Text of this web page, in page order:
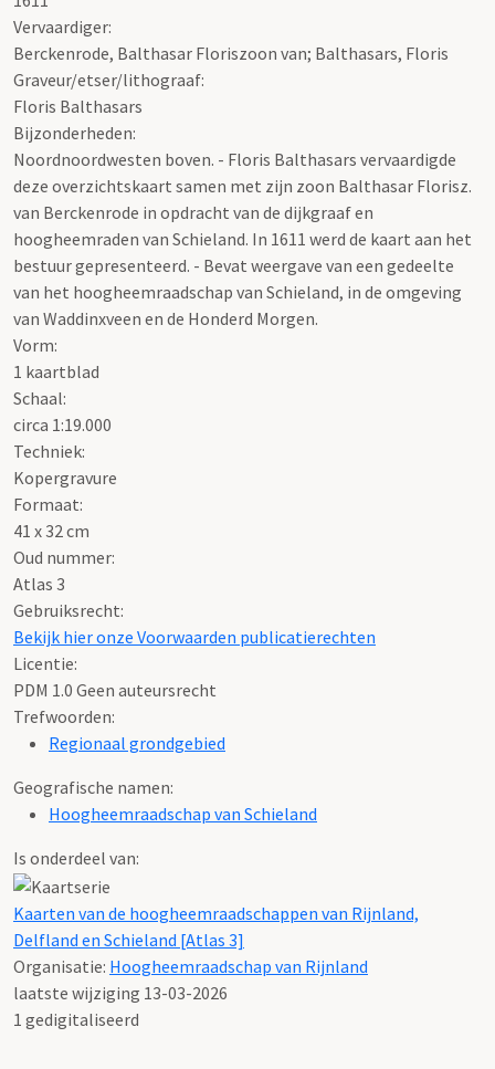
Vervaardiger:
Berckenrode, Balthasar Floriszoon van; Balthasars, Floris
Graveur/etser/lithograaf:
Floris Balthasars
Bijzonderheden:
Noordnoordwesten boven. - Floris Balthasars vervaardigde
deze overzichtskaart samen met zijn zoon Balthasar Florisz.
van Berckenrode in opdracht van de dijkgraaf en
hoogheemraden van Schieland. In 1611 werd de kaart aan het
bestuur gepresenteerd. - Bevat weergave van een gedeelte
van het hoogheemraadschap van Schieland, in de omgeving
van Waddinxveen en de Honderd Morgen.
Vorm:
1 kaartblad
Schaal:
circa 1:19.000
Techniek:
Kopergravure
Formaat:
41 x 32 cm
Oud nummer:
Atlas 3
Gebruiksrecht:
Bekijk hier onze Voorwaarden publicatierechten
Licentie:
PDM 1.0 Geen auteursrecht
Trefwoorden:
Regionaal grondgebied
Geografische namen:
Hoogheemraadschap van Schieland
Is onderdeel van:
Kaarten van de hoogheemraadschappen van Rijnland,
Delfland en Schieland [Atlas 3]
Organisatie: Hoogheemraadschap van Rijnland
laatste wijziging 13-03-2026
1 gedigitaliseerd